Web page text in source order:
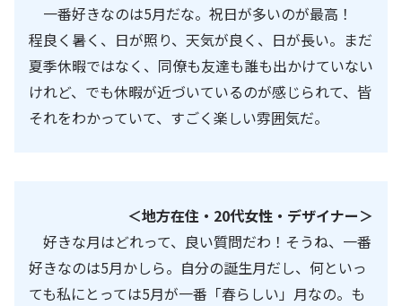
一番好きなのは5月だな。祝日が多いのが最高！
程良く暑く、日が照り、天気が良く、日が長い。まだ
夏季休暇ではなく、同僚も友達も誰も出かけていない
けれど、でも休暇が近づいているのが感じられて、皆
それをわかっていて、すごく楽しい雰囲気だ。
＜地方在住・20代女性・デザイナー＞
好きな月はどれって、良い質問だわ！そうね、一番
好きなのは5月かしら。自分の誕生月だし、何といっ
ても私にとっては5月が一番「春らしい」月なの。も